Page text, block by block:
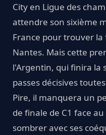
City en Ligue des
attendre son sixième
France pour trouver
Nantes. Mais cette
l'Argentin, qui finira la
passes décisives
Pire, il manquera un
de finale de C1 face
sombrer avec ses